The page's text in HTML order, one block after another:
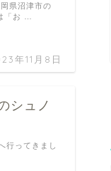
年11月8日
県沼津市の
「お …
シュノ
行ってきまし